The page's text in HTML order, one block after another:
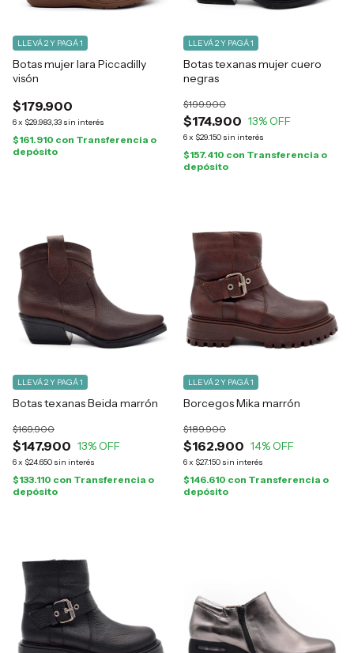
Botas mujer Iara Piccadilly
visón
$179.900
6x $29.983,33 sin interés
LLEVÁ 2 Y PAGÁ 1
$161.910 con Transferencia o
depósito
Botas texanas mujer cuero
negras
$174.900
$199.900
13% OFF
6x $29.150 sin interés
LLEVÁ 2 Y PAGÁ 1
$157.410 con Transferencia o
depósito
Botas texanas Beida marrón
$147.900
$169.900
13% OFF
6x $24.650 sin interés
LLEVÁ 2 Y PAGÁ 1
$133.110 con Transferencia o
depósito
Borcegos Mika marrón
$162.900
$189.900
14% OFF
6x $27.150 sin interés
LLEVÁ 2 Y PAGÁ 1
$146.610 con Transferencia o
depósito